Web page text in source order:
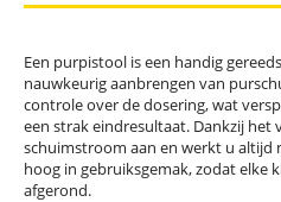
Een purpistool is een handig
nauwkeurig aanbrengen van
controle over de dosering, wat
een strak eindresultaat. Dankzij het
schuimstroom aan en werkt u altijd
hoog in gebruiksgemak, zodat elke
afgerond.